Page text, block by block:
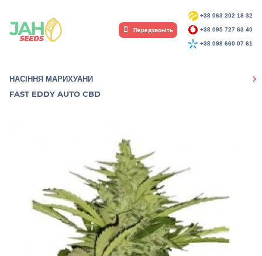
+38 063 202 18 32
+38 095 727 63 40
+38 098 660 07 61
Передзвоніть
НАСІННЯ МАРИХУАНИ
FAST EDDY AUTO CBD